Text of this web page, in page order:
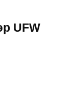
UFW